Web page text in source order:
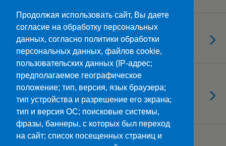
08.05.2026
«Песни войны — песни Победы»
08.05.2026
Конкурс рисунков «Безопасный
труд глазами студентов»
Загрузить Еще Из Этой Категории…
Продолжая использовать сайт, Вы даете
согласие на обработку персональных
данных, согласно политики обработки
персональных данных, файлов cookie,
пользовательских данных (IP-адрес;
предполагаемое географическое
положение; тип, версия, язык браузера;
тип устройства и разрешение его экрана;
тип и версия ОС; поисковые системы,
фразы, баннеры, с которых был переход
на сайт; список посещенных страниц и